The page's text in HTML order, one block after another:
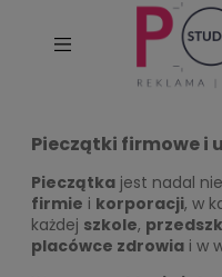
Pieczątki firmowe i
Pieczątka jest nadal
firmie i korporacji, w
każdej szkole,
placówce zdrowia i w